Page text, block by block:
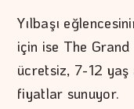
Yılbaşı
için ise The
ücretsiz, 7-12
fiyatlar sunuyor.